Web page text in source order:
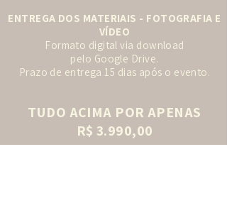
ENTREGA DOS MATERIAIS - FOTOGRAFIA E
VÍDEO
Formato digital via download
pelo Google Drive.
Prazo de entrega 15 dias após o evento.
TUDO ACIMA POR APENAS
R$ 3.990,00